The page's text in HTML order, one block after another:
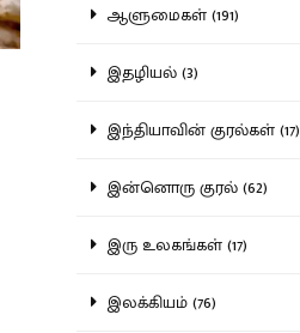
ஆளுமைகள் (191)
இதழியல் (3)
இந்தியாவின் குரல்கள் (17)
இன்னொரு குரல் (62)
இரு உலகங்கள் (17)
இலக்கியம் (76)